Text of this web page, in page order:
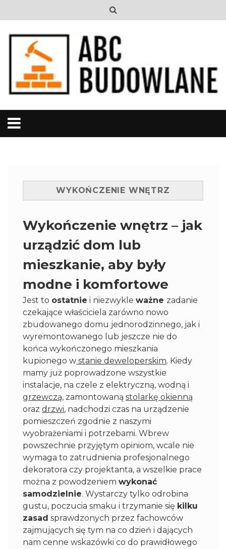
WYKOŃCZENIE WNĘTRZ
Wykończenie wnętrz – jak
urządzić dom lub
mieszkanie, aby były
modne i komfortowe
Jest to ostatnie i niezwykle ważne zadanie
czekające właściciela zarówno nowo
zbudowanego domu jednorodzinnego, jak i
wyremontowanego lub jeszcze nie do
końca wykończonego mieszkania
kupionego w stanie deweloperskim. Kiedy
mamy już poprowadzone wszystkie
instalacje, na czele z elektryczną, wodną i
grzewczą, zamontowaną stolarkę okienną
oraz drzwi, nadchodzi czas na urządzenie
pomieszczeń zgodnie z naszymi
wyobrażeniami i potrzebami. Wbrew
powszechnie przyjętym opiniom, wcale nie
wymaga to zatrudnienia profesjonalnego
dekoratora czy projektanta, a wszelkie prace
można z powodzeniem wykonać
samodzielnie. Wystarczy tylko odrobina
gustu, poczucia smaku i trzymanie się kilku
zasad sprawdzonych przez fachowców
zajmujących się tym na co dzień i dających
nam cenne wskazówki co do prawidłowego